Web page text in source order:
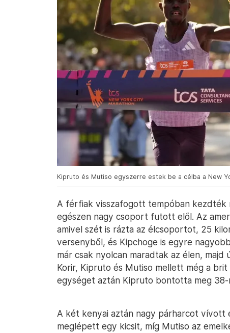
Kipruto és Mutiso egyszerre estek be a célba a New
A férfiak visszafogott tempóban kezdték
egészen nagy csoport futott elől. Az
amivel szét is rázta az élcsoportot, 25
versenyből, és Kipchoge is egyre
már csak nyolcan maradtak az élen,
Korir, Kipruto és Mutiso mellett még a
egységet aztán Kipruto bontotta meg
A két kenyai aztán nagy párharcot vívott
meglépett egy kicsit, míg Mutiso az